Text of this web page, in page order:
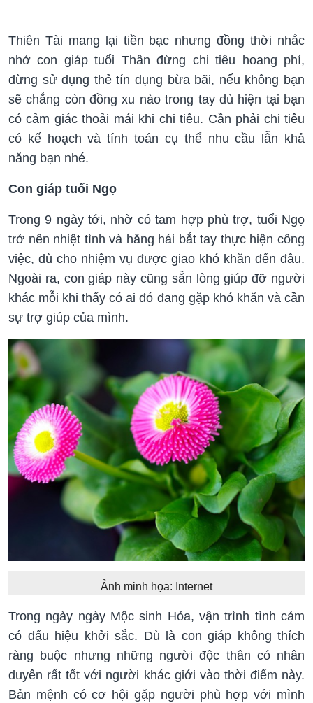
Thiên Tài mang lại tiền bạc nhưng đồng thời nhắc
nhở con giáp tuổi Thân đừng chi tiêu hoang phí,
đừng sử dụng thẻ tín dụng bừa bãi, nếu không bạn
sẽ chẳng còn đồng xu nào trong tay dù hiện tại bạn
có cảm giác thoải mái khi chi tiêu. Cần phải chi tiêu
có kế hoạch và tính toán cụ thể nhu cầu lẫn khả
năng bạn nhé.
Con giáp tuổi Ngọ
Trong 9 ngày tới, nhờ có tam hợp phù trợ, tuổi Ngọ
trở nên nhiệt tình và hăng hái bắt tay thực hiện công
việc, dù cho nhiệm vụ được giao khó khăn đến đâu.
Ngoài ra, con giáp này cũng sẵn lòng giúp đỡ người
khác mỗi khi thấy có ai đó đang gặp khó khăn và cần
sự trợ giúp của mình.
Ảnh minh họa: Internet
Trong ngày ngày Mộc sinh Hỏa, vận trình tình cảm
có dấu hiệu khởi sắc. Dù là con giáp không thích
ràng buộc nhưng những người độc thân có nhân
duyên rất tốt với người khác giới vào thời điểm này.
Bản mệnh có cơ hội gặp người phù hợp với mình